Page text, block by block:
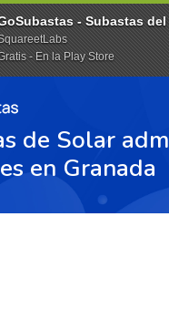
de Solar
en Granada
- Subastas del
- En la Play Store